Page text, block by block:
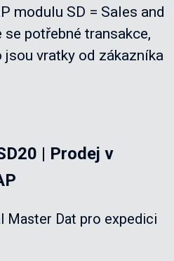
modulu SD = Sales and
potřebné transakce,
jsou vratky od zákazníka
| Prodej v
Master Dat pro expedici